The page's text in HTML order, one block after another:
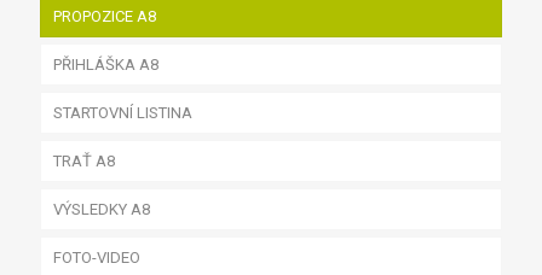
PROPOZICE A8
PŘIHLÁŠKA A8
STARTOVNÍ LISTINA
TRAŤ A8
VÝSLEDKY A8
FOTO-VIDEO